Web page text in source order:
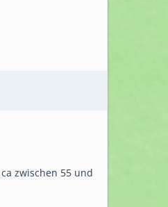
zwischen 55 und